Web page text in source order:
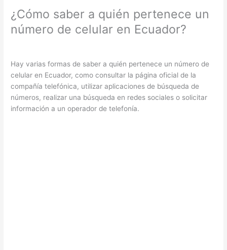
¿Cómo saber a quién pertenece un
número de celular en Ecuador?
Hay varias formas de saber a quién pertenece un número de
celular en Ecuador, como consultar la página oficial de la
compañía telefónica, utilizar aplicaciones de búsqueda de
números, realizar una búsqueda en redes sociales o solicitar
información a un operador de telefonía.